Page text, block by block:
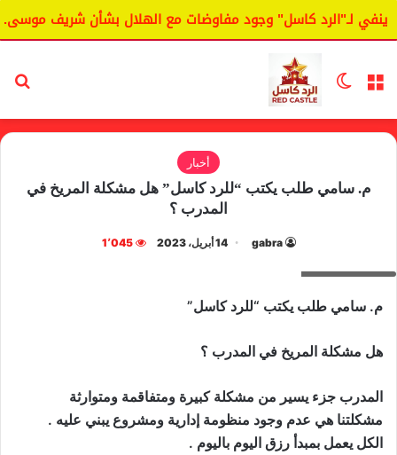
لـ"الرد كاسل" وجود مفاوضات مع الهلال بشأن شريف موسى.
القائمة الوضع المظلم
أخبار
م. سامي طلب يكتب “للرد كاسل” هل مشكلة المريخ في
المدرب ؟
gabra 14 أبريل، 2023 1٬045
م. سامي طلب يكتب “للرد كاسل”
هل مشكلة المريخ في المدرب ؟
المدرب جزء يسير من مشكلة كبيرة ومتفاقمة ومتوارثة
مشكلتنا هي عدم وجود منظومة إدارية ومشروع يبني عليه .
الكل يعمل بمبدأ رزق اليوم باليوم .